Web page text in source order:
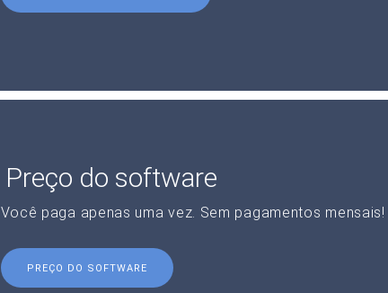
Preço do software
Você paga apenas uma vez. Sem pagamentos mensais!
PREÇO DO SOFTWARE